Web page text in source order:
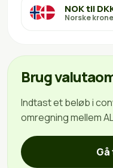
NOK til
Norske
Brug
Indtast et beløb i
omregning mellem